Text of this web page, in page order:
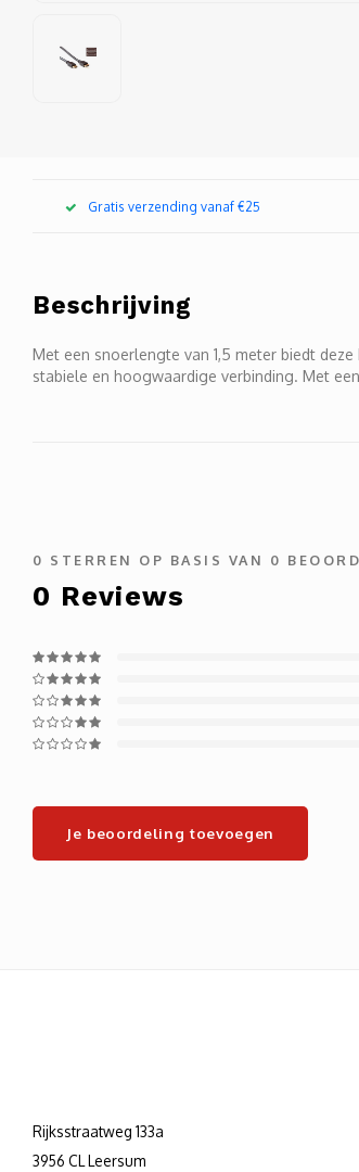
Gratis verzending vanaf €25
Beschrijving
Met een snoerlengte van 1,5 meter biedt
stabiele en hoogwaardige verbinding. Met
0 STERREN OP BASIS VAN 0
0 Reviews
Je beoordeling toevoegen
Rijksstraatweg 133a
3956 CL Leersum